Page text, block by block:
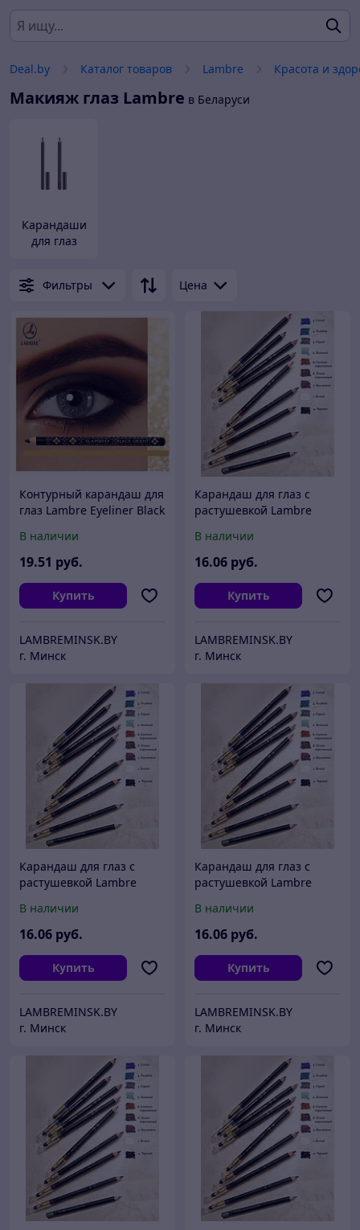
Deal.by Каталог товаров Lambre Красота и
Макияж глаз Lambre в Беларуси
Карандаши
для глаз
Фильтры Цена
Контурный карандаш для
глаз Lambre Eyeliner Black
В наличии
19.51 руб.
Купить
LAMBREMINSK.BY
г. Минск
Карандаш для глаз с
растушевкой Lambre
В наличии
16.06 руб.
Купить
LAMBREMINSK.BY
г. Минск
Карандаш для глаз с
растушевкой Lambre
В наличии
16.06 руб.
Купить
LAMBREMINSK.BY
г. Минск
Карандаш для глаз с
растушевкой Lambre
В наличии
16.06 руб.
Купить
LAMBREMINSK.BY
г. Минск